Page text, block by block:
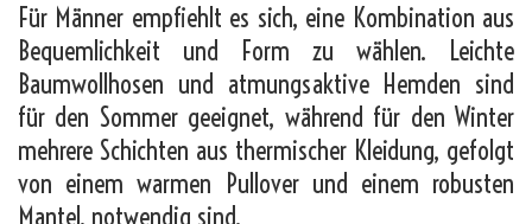
Für Männer empfiehlt es sich, eine Kombination aus
Bequemlichkeit und Form zu wählen. Leichte
Baumwollhosen und atmungsaktive Hemden sind
für den Sommer geeignet, während für den Winter
mehrere Schichten aus thermischer Kleidung, gefolgt
von einem warmen Pullover und einem robusten
Mantel, notwendig sind.